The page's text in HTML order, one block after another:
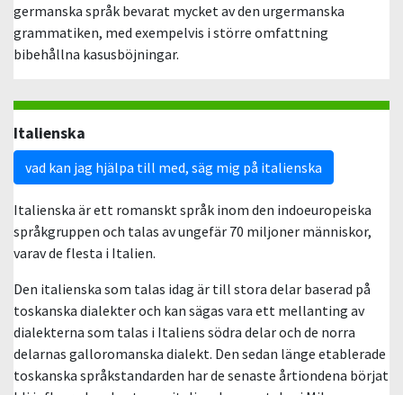
germanska språk bevarat mycket av den urgermanska
grammatiken, med exempelvis i större omfattning
bibehållna kasusböjningar.
Italienska
vad kan jag hjälpa till med, säg mig på italienska
Italienska är ett romanskt språk inom den indoeuropeiska
språkgruppen och talas av ungefär 70 miljoner människor,
varav de flesta i Italien.
Den italienska som talas idag är till stora delar baserad på
toskanska dialekter och kan sägas vara ett mellanting av
dialekterna som talas i Italiens södra delar och de norra
delarnas galloromanska dialekt. Den sedan länge etablerade
toskanska språkstandarden har de senaste årtiondena börjat